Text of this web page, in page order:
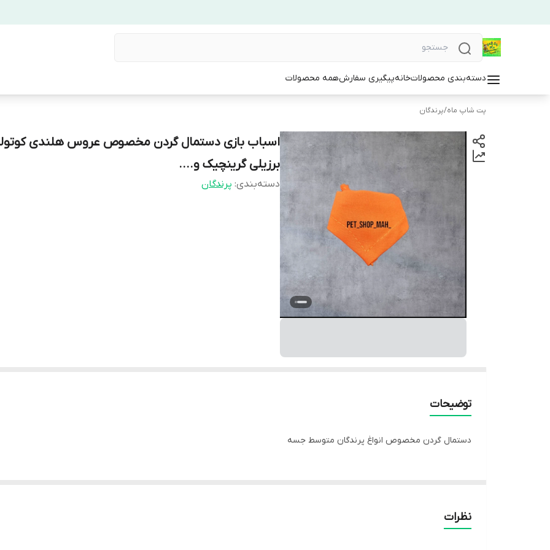
دسته‌بندی محصولاتخانهپیگیری سفارشهمه محصولات
پت شاپ ماه/پرندگان
اسباب بازی دستمال گردن مخصوص عروس هلندی
برزیلی گرینچیک و....
دسته‌بندی: پرندگان
توضیحات
دستمال گردن مخصوص انواغ پرندگان متوسط جسه
نظرات